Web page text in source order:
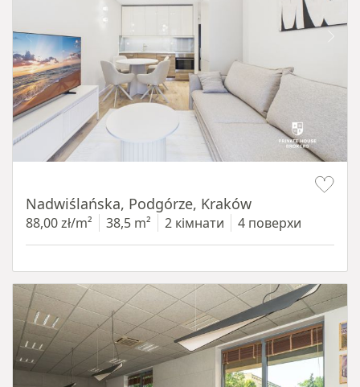
Nadwiślańska, Podgórze, Kraków
88,00 zł/m² 38,5 m² 2 кімнати 4 поверхи